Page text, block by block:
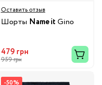
Оставить отзыв
Шорты Name it Gino
479 грн
959 грн
-50%